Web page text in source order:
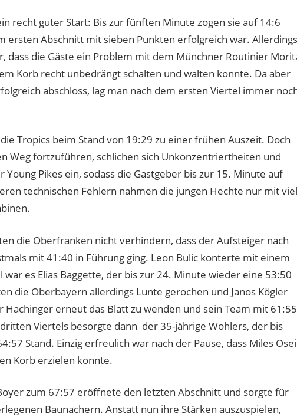
recht guter Start: Bis zur fünften Minute zogen sie auf 14:6
ersten Abschnitt mit sieben Punkten erfolgreich war. Allerdings
dass die Gäste ein Problem mit dem Münchner Routinier
Korb recht unbedrängt schalten und walten konnte. Da aber
abschloss, lag man nach dem ersten Viertel immer
Tropics beim Stand von 19:29 zu einer frühen Auszeit. Doch
Weg fortzuführen, schlichen sich Unkonzentriertheiten und
Pikes ein, sodass die Gastgeber bis zur 15. Minute auf
technischen Fehlern nahmen die jungen Hechte nur mit viel
die Oberfranken nicht verhindern, dass der Aufsteiger nach
mit 41:40 in Führung ging. Leon Bulic konterte mit einem
es Elias Baggette, der bis zur 24. Minute wieder eine 53:50
die Oberbayern allerdings Lunte gerochen und Janos Kögler
erneut das Blatt zu wenden und sein Team mit 61:55
Viertels besorgte dann der 35-jährige Wohlers, der bis
Stand. Einzig erfreulich war nach der Pause, dass Miles Osei
Korb erzielen konnte.
zum 67:57 eröffnete den letzten Abschnitt und sorgte für
Baunachern. Anstatt nun ihre Stärken auszuspielen,